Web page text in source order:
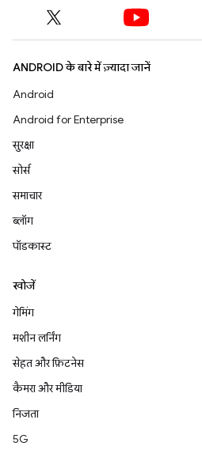
ANDROID के बारे में ज़्यादा जानें
Android
Android for Enterprise
सुरक्षा
सोर्स
समाचार
ब्लॉग
पॉडकास्ट
खोजें
गेमिंग
मशीन लर्निंग
सेहत और फ़िटनेस
कैमरा और मीडिया
निजता
5G